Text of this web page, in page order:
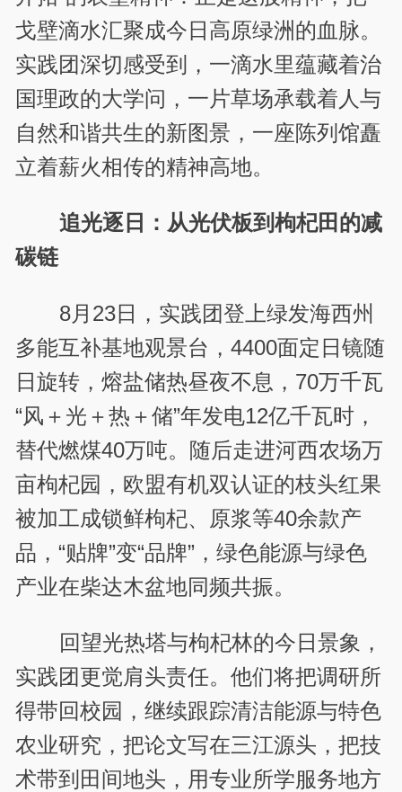
戈壁滴水汇聚成今日高原绿洲的血脉。
实践团深切感受到，一滴水里蕴藏着治
国理政的大学问，一片草场承载着人与
自然和谐共生的新图景，一座陈列馆矗
立着薪火相传的精神高地。
追光逐日：从光伏板到枸杞田的减
碳链
8月23日，实践团登上绿发海西州
多能互补基地观景台，4400面定日镜随
日旋转，熔盐储热昼夜不息，70万千瓦
“风＋光＋热＋储”年发电12亿千瓦时，
替代燃煤40万吨。随后走进河西农场万
亩枸杞园，欧盟有机双认证的枝头红果
被加工成锁鲜枸杞、原浆等40余款产
品，“贴牌”变“品牌”，绿色能源与绿色
产业在柴达木盆地同频共振。
回望光热塔与枸杞林的今日景象，
实践团更觉肩头责任。他们将把调研所
得带回校园，继续跟踪清洁能源与特色
农业研究，把论文写在三江源头，把技
术带到田间地头，用专业所学服务地方